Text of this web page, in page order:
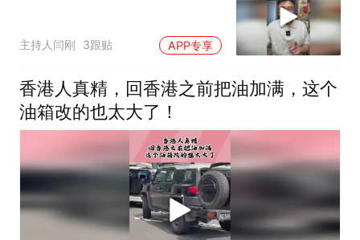
主持人闫刚 3跟贴 APP专享
香港人真精，回香港之前把油加满，这个
油箱改的也太大了！